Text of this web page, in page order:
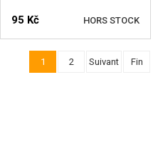
95 Kč HORS STOCK
VÉRIFIER LA DISPONIBILITÉ
1 2 Suivant Fin